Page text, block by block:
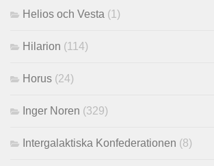
Helios och Vesta (1)
Hilarion (114)
Horus (24)
Inger Noren (329)
Intergalaktiska Konfederationen (8)